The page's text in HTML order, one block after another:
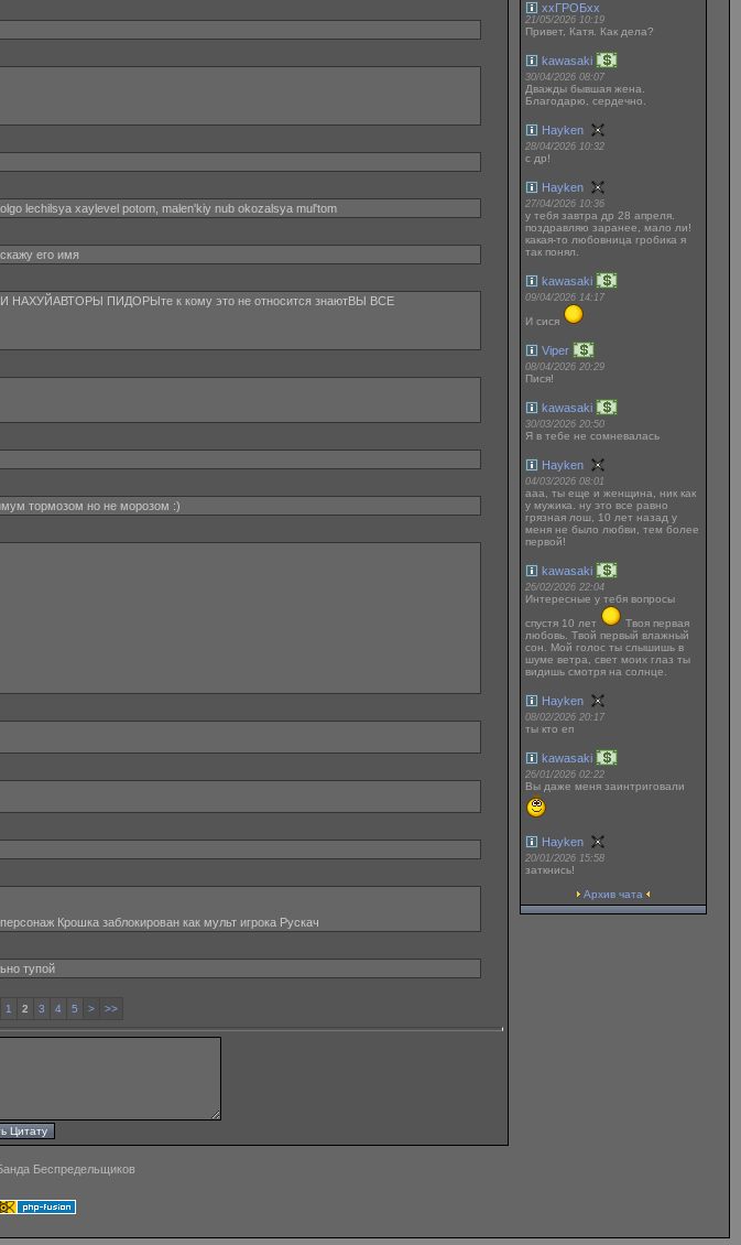
lechilsya xaylevel potom, malen'kiy nub okozalsya mul'tom
его имя
НАХУЙАВТОРЫ ПИДОРЫте к кому это не относится знаютВЫ ВСЕ
тормозом но не морозом :)
Крошка заблокирован как мульт игрока Рускач
тупой
1 2 3 4 5 > >>
ххГРОБхх
21/05/2026 10:19
Привет, Катя. Как дела?
kawasaki
30/04/2026 08:07
Дважды бывшая жена.
Благодарю, сердечно.
Hayken
28/04/2026 10:32
с др!
Hayken
27/04/2026 10:36
у тебя завтра др 28 апреля.
поздравляю заранее, мало ли!
какая-то любовница гробика я
так понял.
kawasaki
09/04/2026 14:17
И сися
Viper
08/04/2026 20:29
Пися!
kawasaki
30/03/2026 20:50
Я в тебе не сомневалась
Hayken
04/03/2026 08:01
ааа, ты еще и женщина, ник как
у мужика. ну это все равно
грязная лош, 10 лет назад у
меня не было любви, тем более
первой!
kawasaki
26/02/2026 22:04
Интересные у тебя вопросы
спустя 10 лет
Твоя первая
любовь. Твой первый влажный
сон. Мой голос ты слышишь в
шуме ветра, свет моих глаз ты
видишь смотря на солнце.
Hayken
08/02/2026 20:17
ты кто еп
kawasaki
26/01/2026 02:22
Вы даже меня заинтриговали
Hayken
20/01/2026 15:58
заткнись!
Архив чата
Беспредельщиков